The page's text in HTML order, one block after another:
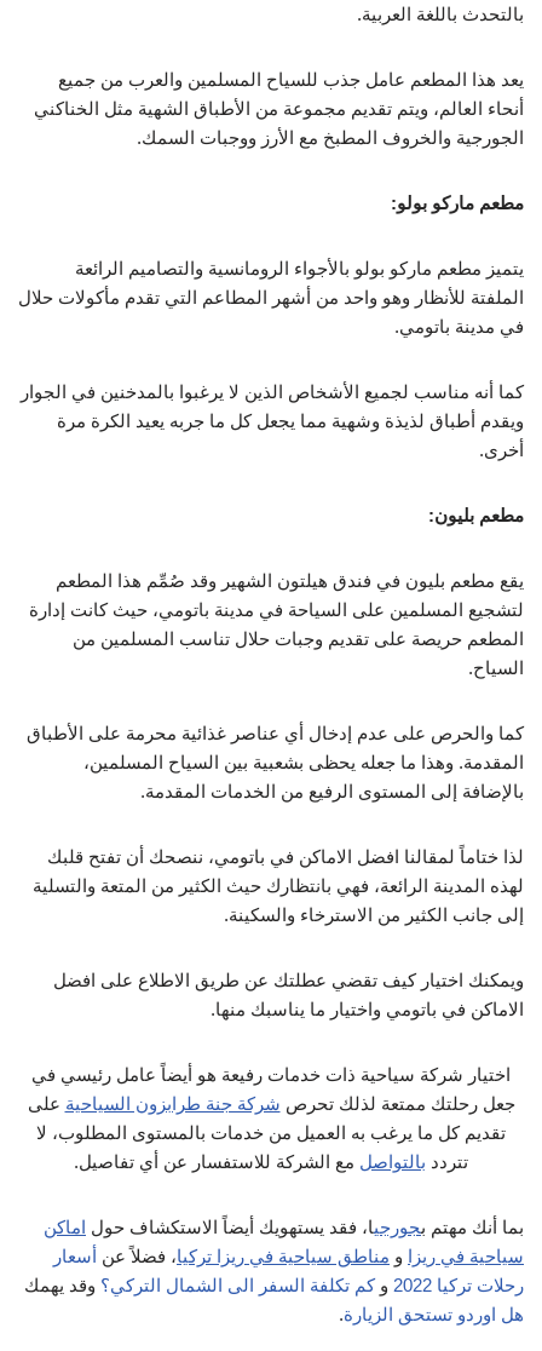
بالتحدث باللغة العربية.
يعد هذا المطعم عامل جذب للسياح المسلمين والعرب من جميع
أنحاء العالم، ويتم تقديم مجموعة من الأطباق الشهية مثل الخناكني
الجورجية والخروف المطبخ مع الأرز ووجبات السمك.
مطعم ماركو بولو:
يتميز مطعم ماركو بولو بالأجواء الرومانسية والتصاميم الرائعة
الملفتة للأنظار وهو واحد من أشهر المطاعم التي تقدم مأكولات حلال
في مدينة باتومي.
كما أنه مناسب لجميع الأشخاص الذين لا يرغبوا بالمدخنين في الجوار
ويقدم أطباق لذيذة وشهية مما يجعل كل ما جربه يعيد الكرة مرة
أخرى.
مطعم بليون:
يقع مطعم بليون في فندق هيلتون الشهير وقد صُمِّم هذا المطعم
لتشجيع المسلمين على السياحة في مدينة باتومي، حيث كانت إدارة
المطعم حريصة على تقديم وجبات حلال تناسب المسلمين من
السياح.
كما والحرص على عدم إدخال أي عناصر غذائية محرمة على الأطباق
المقدمة. وهذا ما جعله يحظى بشعبية بين السياح المسلمين،
بالإضافة إلى المستوى الرفيع من الخدمات المقدمة.
لذا ختاماً لمقالنا افضل الاماكن في باتومي، ننصحك أن تفتح قلبك
لهذه المدينة الرائعة، فهي بانتظارك حيث الكثير من المتعة والتسلية
إلى جانب الكثير من الاسترخاء والسكينة.
ويمكنك اختيار كيف تقضي عطلتك عن طريق الاطلاع على افضل
الاماكن في باتومي واختيار ما يناسبك منها.
اختيار شركة سياحية ذات خدمات رفيعة هو أيضاً عامل رئيسي في
جعل رحلتك ممتعة لذلك تحرص شركة جنة طرابزون السياحية على
تقديم كل ما يرغب به العميل من خدمات بالمستوى المطلوب، لا
تتردد بالتواصل مع الشركة للاستفسار عن أي تفاصيل.
بما أنك مهتم بجورجيا، فقد يستهويك أيضاً الاستكشاف حول اماكن
سياحية في ريزا و مناطق سياحية في ريزا تركيا، فضلاً عن أسعار
رحلات تركيا 2022
وكم تكلفة السفر الى الشمال التركي؟ وقد يهمك
هل اوردو تستحق الزيارة.